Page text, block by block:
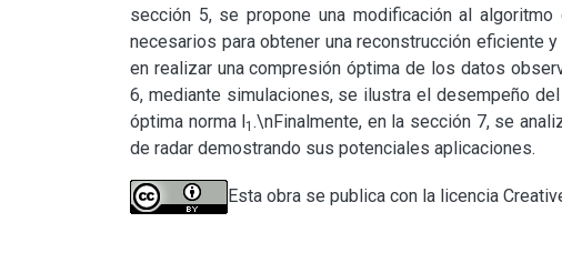
sección 5, se propone una modificación al
necesarios para obtener una reconstrucción eficiente
en realizar una compresión óptima de los datos
6, mediante simulaciones, se ilustra el desempeño
óptima norma l1.\nFinalmente, en la sección 7, se
de radar demostrando sus potenciales aplicaciones.
Esta obra se publica con la licencia